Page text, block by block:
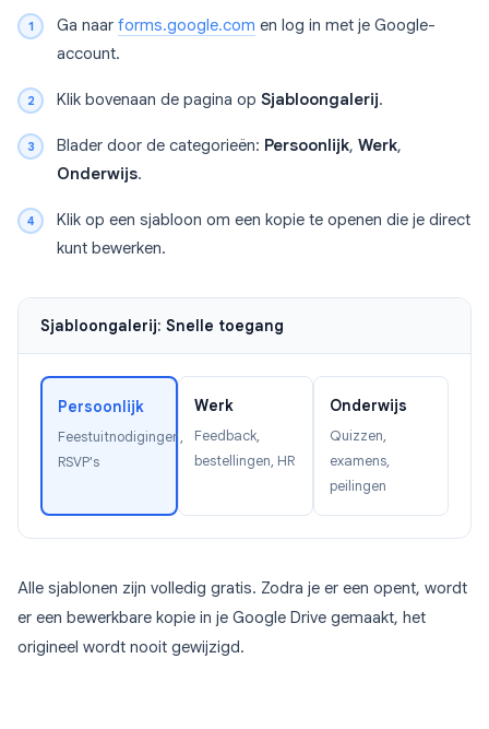
Ga naar forms.google.com en log in met je Google-
account.
Klik bovenaan de pagina op Sjabloongalerij.
Blader door de categorieën: Persoonlijk, Werk,
Onderwijs.
Klik op een sjabloon om een kopie te openen die je direct
kunt bewerken.
Sjabloongalerij: Snelle toegang
Persoonlijk
Feestuitnodigingen,
RSVP's
Werk
Feedback,
bestellingen, HR
Onderwijs
Quizzen,
examens,
peilingen
Alle sjablonen zijn volledig gratis. Zodra je er een opent, wordt
er een bewerkbare kopie in je Google Drive gemaakt, het
origineel wordt nooit gewijzigd.